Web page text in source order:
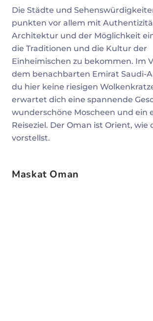
Die Städte und
punkten vor allem mit
Architektur und der Möglichkeit
die Traditionen und die Kultur der
Einheimischen zu bekommen. Im
dem benachbarten Emirat Saudi-
du hier keine riesigen
erwartet dich eine spannende
wunderschöne Moscheen und ein
Reiseziel. Der Oman ist Orient, wie
vorstellst.
Maskat Oman